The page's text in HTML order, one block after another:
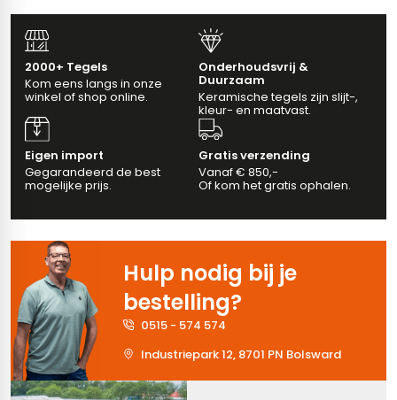
2000+ Tegels
Kom eens langs in onze
winkel of shop online.
Onderhoudsvrij &
Duurzaam
Keramische tegels zijn slijt-,
kleur- en maatvast.
Eigen import
Gegarandeerd de best
mogelijke prijs.
Gratis verzending
Vanaf € 850,-
Of kom het gratis ophalen.
Hulp nodig bij je
bestelling?
0515 - 574 574
Industriepark 12, 8701 PN Bolsward
33 x 33 cm